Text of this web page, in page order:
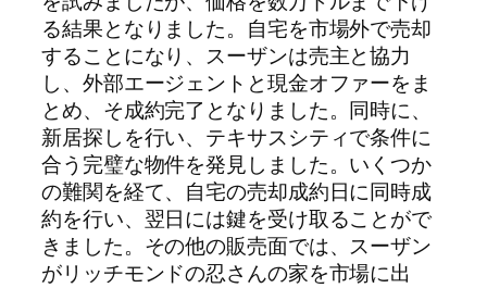
る結果となりました。自宅を市場外で売却
することになり、スーザンは売主と協力
し、外部エージェントと現金オファーをま
とめ、そ成約完了となりました。同時に、
新居探しを行い、テキサスシティで条件に
合う完璧な物件を発見しました。いくつか
の難関を経て、自宅の売却成約日に同時成
約を行い、翌日には鍵を受け取ることがで
きました。その他の販売面では、スーザン
がリッチモンドの忍さんの家を市場に出